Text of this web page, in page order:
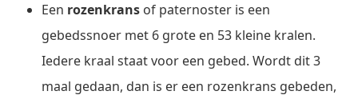
Een rozenkrans of paternoster is een
gebedssnoer met 6 grote en 53 kleine kralen.
Iedere kraal staat voor een gebed. Wordt dit 3
maal gedaan, dan is er een rozenkrans gebeden,